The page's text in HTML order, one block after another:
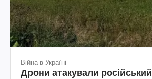
Війна в Україні
Дрони атакували російський